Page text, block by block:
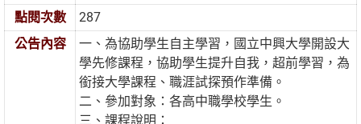
點閱次數
287
公告內容
一、為協助學生自主學習，國立中興大學開設大
學先修課程，協助學生提升自我，超前學習，為
銜接大學課程、職涯試探預作準備。
二、參加對象：各高中職學校學生。
三、課程說明：